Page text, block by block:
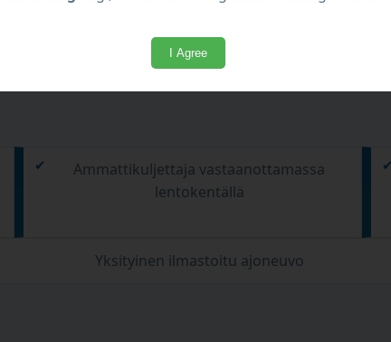
I Agree
Ammattikuljettaja vastaanottamassa
lentokentällä
Yksityinen ilmastoitu ajoneuvo